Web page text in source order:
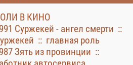
В КИНО
Суржекей - ангел смерти ::
:: главная роль
Зять из провинции ::